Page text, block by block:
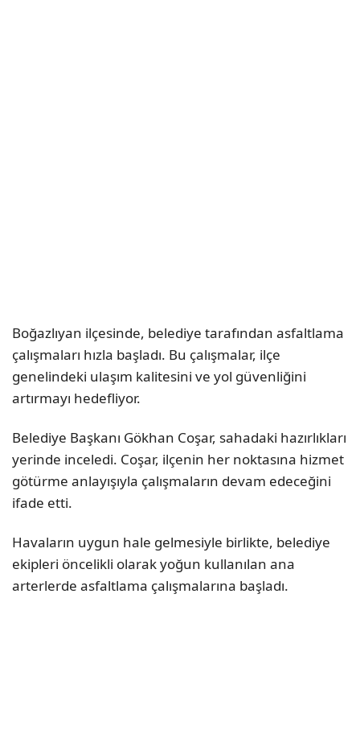
Boğazlıyan ilçesinde, belediye tarafından asfaltlama
çalışmaları hızla başladı. Bu çalışmalar, ilçe
genelindeki ulaşım kalitesini ve yol güvenliğini
artırmayı hedefliyor.
Belediye Başkanı Gökhan Coşar, sahadaki hazırlıkları
yerinde inceledi. Coşar, ilçenin her noktasına hizmet
götürme anlayışıyla çalışmaların devam edeceğini
ifade etti.
Havaların uygun hale gelmesiyle birlikte, belediye
ekipleri öncelikli olarak yoğun kullanılan ana
arterlerde asfaltlama çalışmalarına başladı.